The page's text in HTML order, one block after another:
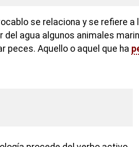
se relaciona y se refiere a
agua algunos animales
peces. Aquello o aquel que ha